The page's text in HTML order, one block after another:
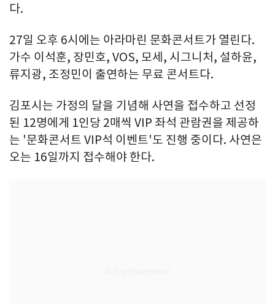
다.
27일 오후 6시에는 아라마린 문화콘서트가 열린다.
가수 이석훈, 장민호, VOS, 모세, 시그니처, 설하윤,
류지광, 조정민이 출연하는 무료 콘서트다.
김포시는 가정의 달을 기념해 사연을 접수하고 선정
된 12명에게 1인당 2매씩 VIP 좌석 관람권을 제공하
는 '문화콘서트 VIP석 이벤트'도 진행 중이다. 사연은
오는 16일까지 접수해야 한다.